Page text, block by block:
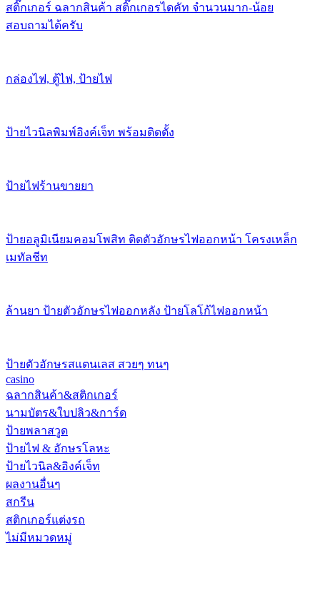
สติ๊กเกอร์ ฉลากสินค้า สติ๊กเกอรไดคัท จำนวนมาก-น้อย
สอบถามได้ครับ
กล่องไฟ, ตู้ไฟ, ป้ายไฟ
ป้ายไวนิลพิมพ์อิงค์เจ็ท พร้อมติดตั้ง
ป้ายไฟร้านขายยา
ป้ายอลูมิเนียมคอมโพสิท ติดตัวอักษรไฟออกหน้า โครงเหล็ก
เมทัลชีท
ล้านยา ป้ายตัวอักษรไฟออกหลัง ป้ายโลโก้ไฟออกหน้า
ป้ายตัวอักษรสแตนเลส สวยๆ ทนๆ
casino
ฉลากสินค้า&สติกเกอร์
นามบัตร&ใบปลิว&การ์ด
ป้ายพลาสวูด
ป้ายไฟ & อักษรโลหะ
ป้ายไวนิล&อิงค์เจ็ท
ผลงานอื่นๆ
สกรีน
สติกเกอร์แต่งรถ
ไม่มีหมวดหมู่